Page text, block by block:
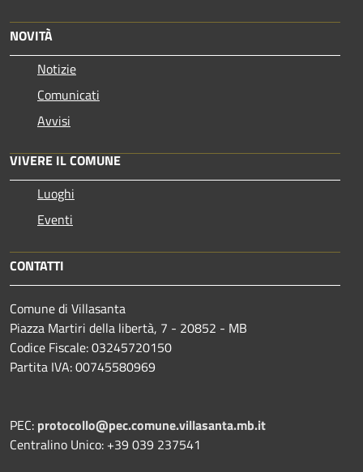
NOVITÀ
Notizie
Comunicati
Avvisi
VIVERE IL COMUNE
Luoghi
Eventi
CONTATTI
Comune di Villasanta
Piazza Martiri della libertà, 7 - 20852 - MB
Codice Fiscale: 03245720150
Partita IVA: 00745580969
PEC: protocollo@pec.comune.villasanta.mb.it
Centralino Unico: +39 039 237541